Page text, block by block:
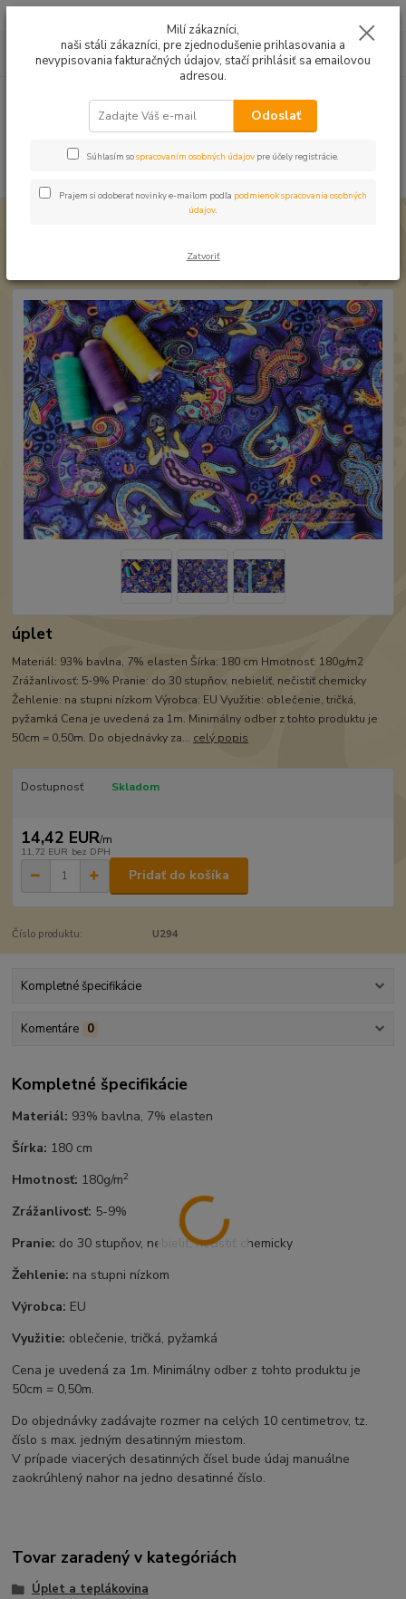
0949224331
9:00 -14:30
za0,00 EUR
Úplet Jašteričky na modrej
Úplet Jašteričky na modrej
úplet
Materiál: 93% bavlna, 7% elasten Šírka: 180 cm Hmotnosť: 180g/m2
Zrážanlivosť: 5-9% Pranie: do 30 stupňov, nebieliť, nečistiť chemicky
Žehlenie: na stupni nízkom Výrobca: EU Využitie: oblečenie, tričká,
pyžamká Cena je uvedená za 1m. Minimálny odber z tohto produktu je
50cm = 0,50m. Do objednávky za... celý popis
Dostupnosť Skladom
14,42 EUR/m
11,72 EUR bez DPH
Pridať do košíka
Číslo produktu: U294
Kompletné špecifikácie
Komentáre 0
Kompletné špecifikácie
Materiál: 93% bavlna, 7% elasten
Šírka: 180 cm
Hmotnosť: 180g/m2
Zrážanlivosť: 5-9%
Pranie: do 30 stupňov, nebieliť, nečistiť chemicky
Žehlenie: na stupni nízkom
Výrobca: EU
Využitie: oblečenie, tričká, pyžamká
Cena je uvedená za 1m. Minimálny odber z tohto produktu je
50cm = 0,50m.
Do objednávky zadávajte rozmer na celých 10 centimetrov, tz.
číslo s max. jedným desatinným miestom.
V prípade viacerých desatinných čísel bude údaj manuálne
zaokrúhlený nahor na jedno desatinné číslo.
Tovar zaradený v kategóriách
Úplet a teplákovina
Milí zákazníci,
naši stáli zákazníci, pre zjednodušenie prihlasovania a
nevypisovania fakturačných údajov, stačí prihlásiť sa emailovou
adresou.
Odoslať
Súhlasím sospracovaním osobných údajov pre účely registrácie.
Prajem si odoberať novinky e-mailom podľa podmienok spracovania osobných
údajov.
Zatvoriť